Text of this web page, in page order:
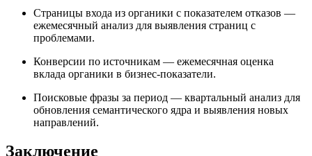
Страницы входа из органики с показателем отказов —
ежемесячный анализ для выявления страниц с
проблемами.
Конверсии по источникам — ежемесячная оценка
вклада органики в бизнес-показатели.
Поисковые фразы за период — квартальный анализ для
обновления семантического ядра и выявления новых
направлений.
Заключение